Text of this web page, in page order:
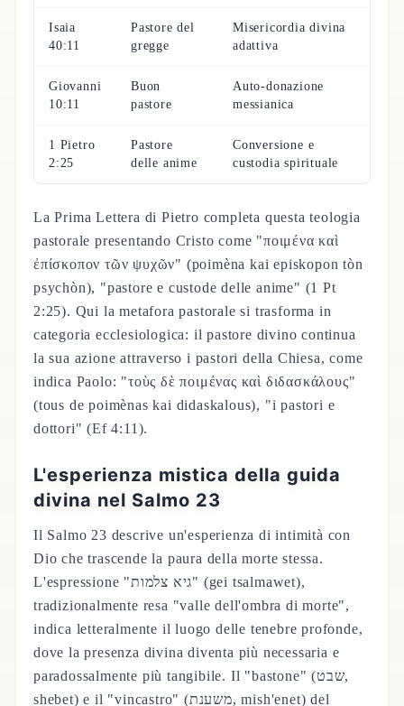
Isaia
40:11
Pastore del
gregge
Misericordia divina
adattiva
Giovanni
10:11
Buon
pastore
Auto-donazione
messianica
1 Pietro
2:25
Pastore
delle anime
Conversione e
custodia spirituale
La Prima Lettera di Pietro completa questa teologia
pastorale presentando Cristo come "ποιμένα καὶ
ἐπίσκοπον τῶν ψυχῶν" (poimèna kai episkopon tòn
psychòn), "pastore e custode delle anime" (1 Pt
2:25). Qui la metafora pastorale si trasforma in
categoria ecclesiologica: il pastore divino continua
la sua azione attraverso i pastori della Chiesa, come
indica Paolo: "τοὺς δὲ ποιμένας καὶ διδασκάλους"
(tous de poimènas kai didaskalous), "i pastori e
dottori" (Ef 4:11).
L'esperienza mistica della guida
divina nel Salmo 23
Il Salmo 23 descrive un'esperienza di intimità con
Dio che trascende la paura della morte stessa.
L'espressione "גיא צלמות" (gei tsalmawet),
tradizionalmente resa "valle dell'ombra di morte",
indica letteralmente il luogo delle tenebre profonde,
dove la presenza divina diventa più necessaria e
paradossalmente più tangibile. Il "bastone" (שבט,
shebet) e il "vincastro" (משענת, mish'enet) del